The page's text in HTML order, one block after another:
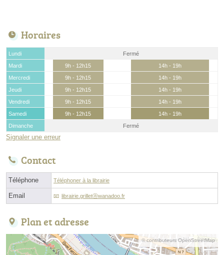
Horaires
Lundi
Fermé
Mardi
9h - 12h15
14h - 19h
Mercredi
9h - 12h15
14h - 19h
Jeudi
9h - 12h15
14h - 19h
Vendredi
9h - 12h15
14h - 19h
Samedi
9h - 12h15
14h - 19h
Dimanche
Fermé
Signaler une erreur
Contact
Téléphone Téléphoner à la librairie
Email librairie.grilletⓐwanadoo.fr
Plan et adresse
© contributeurs OpenStreetMap